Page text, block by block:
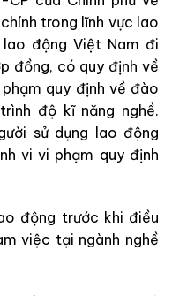
trong lĩnh vực lao
động Việt Nam đi
đồng, có quy định về
quy định về đào
độ kĩ năng nghề.
sử dụng lao động
vi vi phạm quy định
động trước khi điều
việc tại ngành nghề